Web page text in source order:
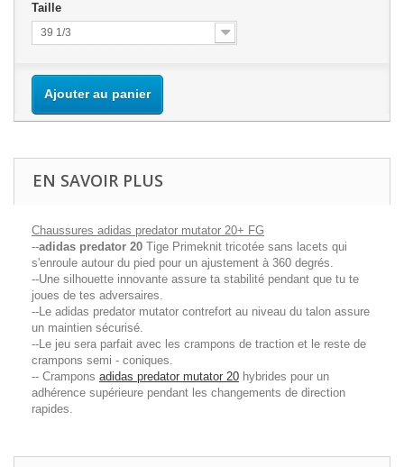
Taille
39 1/3
Ajouter au panier
EN SAVOIR PLUS
Chaussures adidas predator mutator 20+ FG
--adidas predator 20 Tige Primeknit tricotée sans lacets qui
s'enroule autour du pied pour un ajustement à 360 degrés.
--Une silhouette innovante assure ta stabilité pendant que tu te
joues de tes adversaires.
--Le adidas predator mutator contrefort au niveau du talon assure
un maintien sécurisé.
--Le jeu sera parfait avec les crampons de traction et le reste de
crampons semi - coniques.
-- Crampons adidas predator mutator 20 hybrides pour un
adhérence supérieure pendant les changements de direction
rapides.